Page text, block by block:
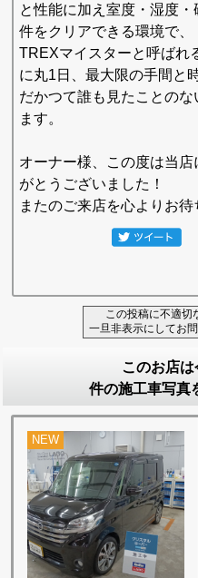
と性能に加え室度・湿度
件をクリアできる環境で、
TREXマイスターと呼ばれ
に丸1日、最大限の手間と
だかつて誰も見たことの
ます。
オーナー様、この度は当
がとうございました！
またのご来店を心よりお待
この投稿に不適切
一旦非表示にしてお
このお店は
件の施工車写真
NEW